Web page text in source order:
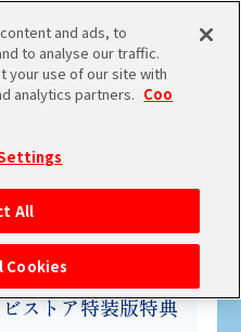
日に開催された
COLORS 4thLIVE
えて。」
売が決定！
ストア特装版特典
and ads, to
to analyse our traffic.
your use of our site with
analytics partners. Coo
All
Cookies